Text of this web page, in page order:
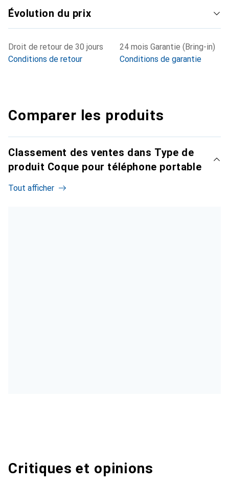
Évolution du prix
Droit de retour de 30 jours
Conditions de retour
24 mois Garantie (Bring-in)
Conditions de garantie
Comparer les produits
Classement des ventes dans Type de
produit Coque pour téléphone portable
Tout afficher
Critiques et opinions